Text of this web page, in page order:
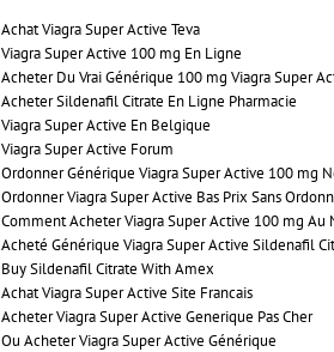
Achat Viagra Super Active Teva
Viagra Super Active 100 mg En Ligne
Acheter Du Vrai Générique 100 mg Viagra Super
Acheter Sildenafil Citrate En Ligne Pharmacie
Viagra Super Active En Belgique
Viagra Super Active Forum
Ordonner Générique Viagra Super Active 100 mg
Ordonner Viagra Super Active Bas Prix Sans
Comment Acheter Viagra Super Active 100 mg Au
Acheté Générique Viagra Super Active Sildenafil
Buy Sildenafil Citrate With Amex
Achat Viagra Super Active Site Francais
Acheter Viagra Super Active Generique Pas Cher
Ou Acheter Viagra Super Active Générique